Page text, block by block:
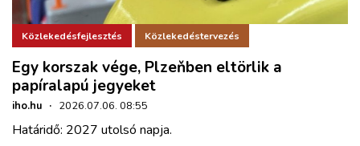
Közlekedésfejlesztés Közlekedéstervezés
Egy korszak vége, Plzeňben eltörlik a
papíralapú jegyeket
iho.hu · 2026.07.06. 08:55
Határidő: 2027 utolsó napja.